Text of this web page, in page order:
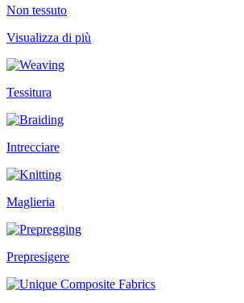
Non tessuto
Visualizza di più
Tessitura
Intrecciare
Maglieria
Prepresigere